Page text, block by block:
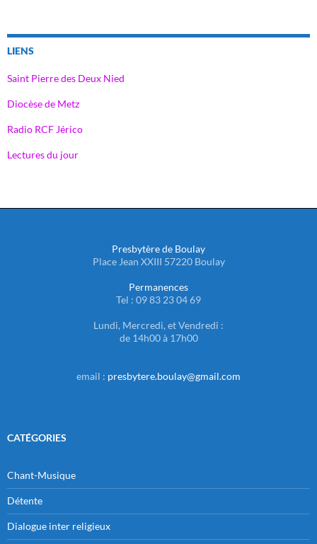
LIENS
Saint Pierre des Deux Nied
Diocèse de Metz
Radio RCF Jérico
Lectures du jour
Presbytère de Boulay
Place Jean XXIII 57220 Boulay
Permanences
Tel : 09 83 23 04 69
Lundi, Mercredi, et Vendredi :
de 14h00 à 17h00
email : presbytere.boulay@gmail.com
CATÉGORIES
Chant-Musique
Détente
Dialogue inter religieux